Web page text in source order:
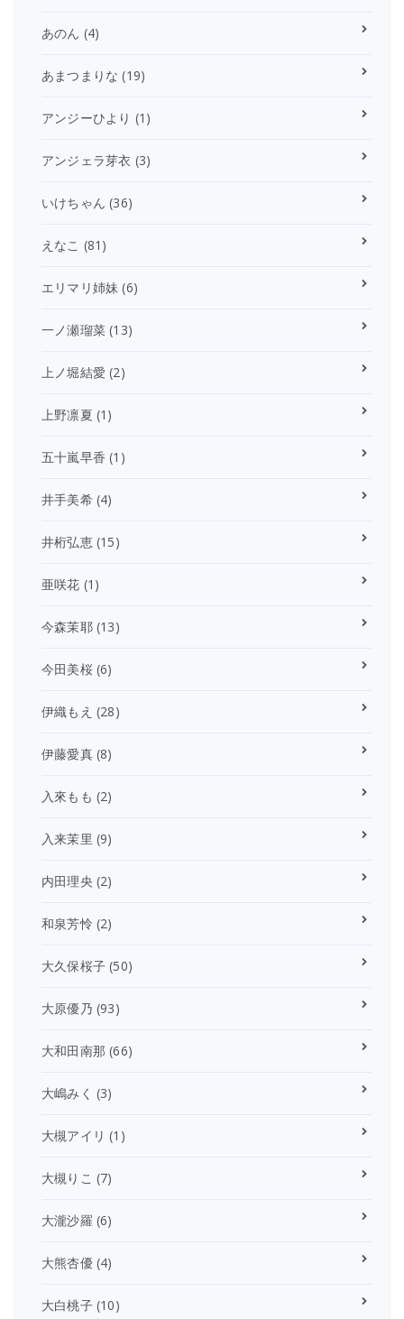
あのん (4)
あまつまりな (19)
アンジーひより (1)
アンジェラ芽衣 (3)
いけちゃん (36)
えなこ (81)
エリマリ姉妹 (6)
一ノ瀬瑠菜 (13)
上ノ堀結愛 (2)
上野凛夏 (1)
五十嵐早香 (1)
井手美希(4)
井桁弘恵(15)
亜咲花 (1)
今森茉耶(13)
今田美桜(6)
伊織もえ (28)
伊藤愛真(8)
入來もも (2)
入来茉里 (9)
内田理央 (2)
和泉芳怜 (2)
大久保桜子 (50)
大原優乃 (93)
大和田南那 (66)
大嶋みく (3)
大槻アイリ (1)
大槻りこ (7)
大瀧沙羅 (6)
大熊杏優(4)
大白桃子(10)